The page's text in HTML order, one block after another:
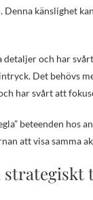
känslighet
detaljer och har
Det behövs
har svårt att
beteenden hos
att visa samma